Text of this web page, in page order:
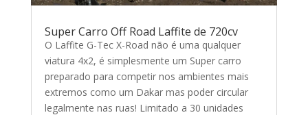
Super Carro Off Road Laffite de 720cv
O Laffite G-Tec X-Road não é uma qualquer
viatura 4x2, é simplesmente um Super carro
preparado para competir nos ambientes mais
extremos como um Dakar mas poder circular
legalmente nas ruas! Limitado a 30 unidades